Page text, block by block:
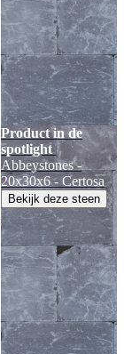
Product in de
spotlight
Abbeystones -
20x30x6 - Certosa
Bekijk deze steen